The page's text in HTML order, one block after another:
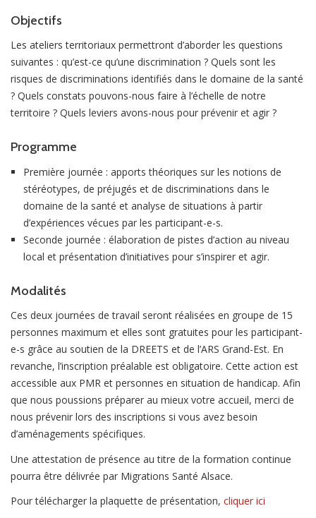
Objectifs
Les ateliers territoriaux permettront d’aborder les questions
suivantes : qu’est-ce qu’une discrimination ? Quels sont les
risques de discriminations identifiés dans le domaine de la santé
? Quels constats pouvons-nous faire à l’échelle de notre
territoire ? Quels leviers avons-nous pour prévenir et agir ?
Programme
Première journée : apports théoriques sur les notions de
stéréotypes, de préjugés et de discriminations dans le
domaine de la santé et analyse de situations à partir
d’expériences vécues par les participant-e-s.
Seconde journée : élaboration de pistes d’action au niveau
local et présentation d’initiatives pour s’inspirer et agir.
Modalités
Ces deux journées de travail seront réalisées en groupe de 15
personnes maximum et elles sont gratuites pour les participant-
e-s grâce au soutien de la DREETS et de l’ARS Grand-Est. En
revanche, l’inscription préalable est obligatoire. Cette action est
accessible aux PMR et personnes en situation de handicap. Afin
que nous poussions préparer au mieux votre accueil, merci de
nous prévenir lors des inscriptions si vous avez besoin
d’aménagements spécifiques.
Une attestation de présence au titre de la formation continue
pourra être délivrée par Migrations Santé Alsace.
Pour télécharger la plaquette de présentation, cliquer ici